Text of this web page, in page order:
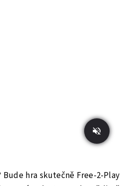
hra skutečně Free-2-Play